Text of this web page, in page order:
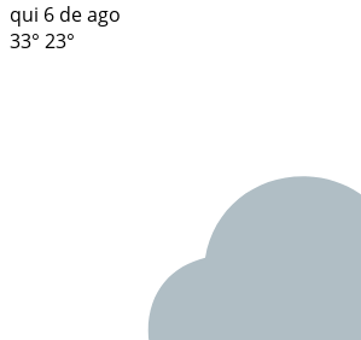
qui 6 de ago
33° 23°